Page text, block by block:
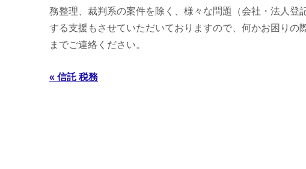
務整理、裁判系の案件を除く、様々な問題（会社・法人登
する支援もさせていただいておりますので、何かお困りの
までご連絡ください。
« 信託 税務